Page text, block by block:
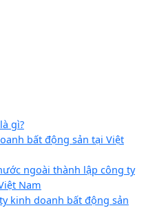
gì?
bất động sản tại Việt
ngoài thành lập công ty
Nam
kinh doanh bất động sản